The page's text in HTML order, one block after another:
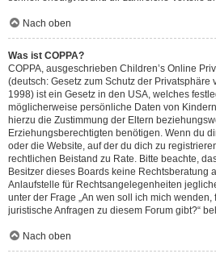
Nach oben
Was ist COPPA?
COPPA, ausgeschrieben Children’s Online
(deutsch: Gesetz zum Schutz der Privatsphäre
1998) ist ein Gesetz in den USA, welches
möglicherweise persönliche Daten von
hierzu die Zustimmung der Eltern
Erziehungsberechtigten benötigen. Wenn du
oder die Website, auf der du dich zu
rechtlichen Beistand zu Rate. Bitte beachte,
Besitzer dieses Boards keine Rechtsberatung
Anlaufstelle für Rechtsangelegenheiten
unter der Frage „An wen soll ich mich
juristische Anfragen zu diesem Forum gibt?“
Nach oben